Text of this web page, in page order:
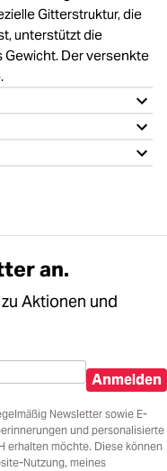
Gitterstruktur, die
unterstützt die
Der versenkte
an.
Aktionen und
Anmelden
Newsletter sowie E-
und personalisierte
erhalten möchte. Diese können
Nutzung, meines